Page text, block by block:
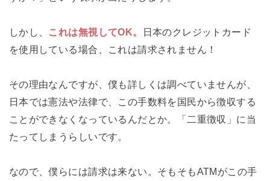
しかし、 これは無視してOK。
日本のクレジットカード
を使用している場合、これは請求されません！
その理由なんですが、僕も詳しくは調べていませんが、
日本では憲法や法律で、この手数料を国民から徴収する
ことができなくなっているんだとか。「二重徴収」に当
たってしまうらしいです。
なので、僕らには請求は来ない。そもそもATMがこの手